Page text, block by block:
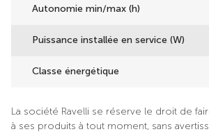
Autonomie min/max (h)
Puissance installée en service (W)
Classe énergétique
La société Ravelli se réserve le droit de
à ses produits à tout moment, sans